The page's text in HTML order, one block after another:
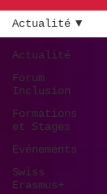
Actualité
Forum
Inclusion
Formations
et Stages
Evénements
Swiss
Erasmus+
Actualité